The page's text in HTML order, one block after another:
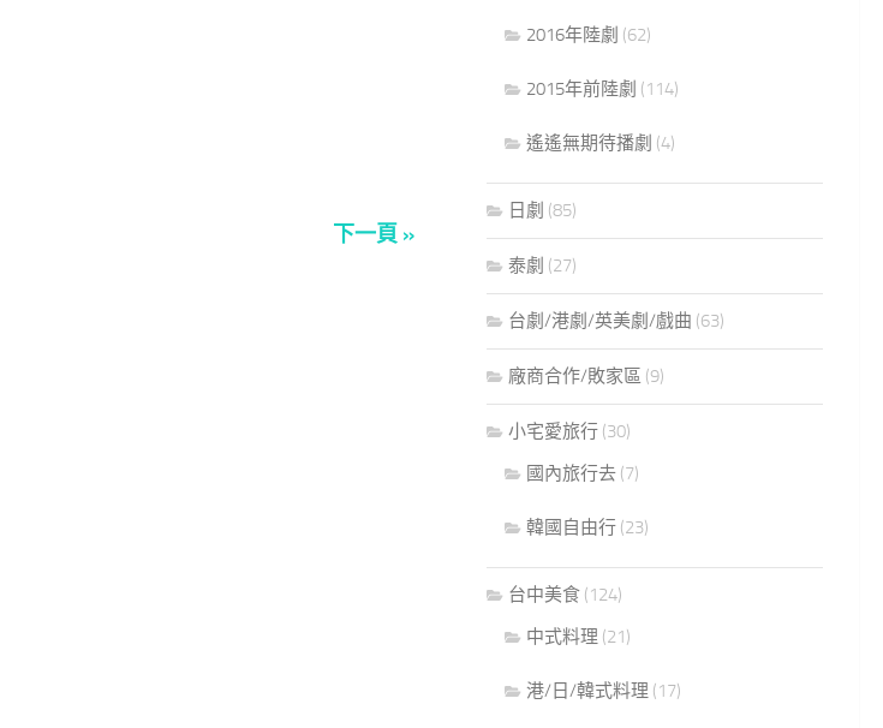
下一頁 »
2016年陸劇 (62)
2015年前陸劇 (114)
遙遙無期待播劇 (4)
日劇 (85)
泰劇 (27)
台劇/港劇/英美劇/戲曲 (63)
廠商合作/敗家區 (9)
小宅愛旅行 (30)
國內旅行去 (7)
韓國自由行 (23)
台中美食 (124)
中式料理 (21)
港/日/韓式料理 (17)